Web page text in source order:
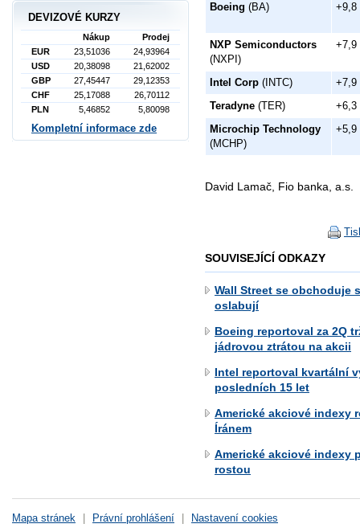
Boeing (BA) +9,8
NXP Semiconductors
(NXPI)
+7,9
Intel Corp (INTC)
+7,9
Teradyne (TER)
+6,3
Microchip Technology
(MCHP)
+5,9
David Lamač, Fio banka, a.s.
SOUVISEJÍCÍ ODKAZY
Wall Street se obchoduje
oslabují
Boeing reportoval za 2Q
jádrovou ztrátou na akcii
Intel reportoval kvartální
posledních 15 let
Americké akciové indexy
Íránem
Americké akciové indexy
rostou
DEVIZOVÉ KURZY
Nákup
Prodej
EUR
23,51036
24,93964
USD
20,38098
21,62002
GBP
27,45447
29,12353
CHF
25,17088
26,70112
PLN
5,46852 5,80098
Kompletní informace zde
Mapa stránek | Právní prohlášení | Nastavení cookies